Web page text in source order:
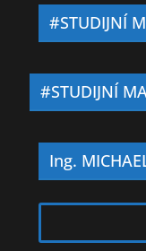
#STUDIJNÍ
#STUDIJNÍ
Ing.